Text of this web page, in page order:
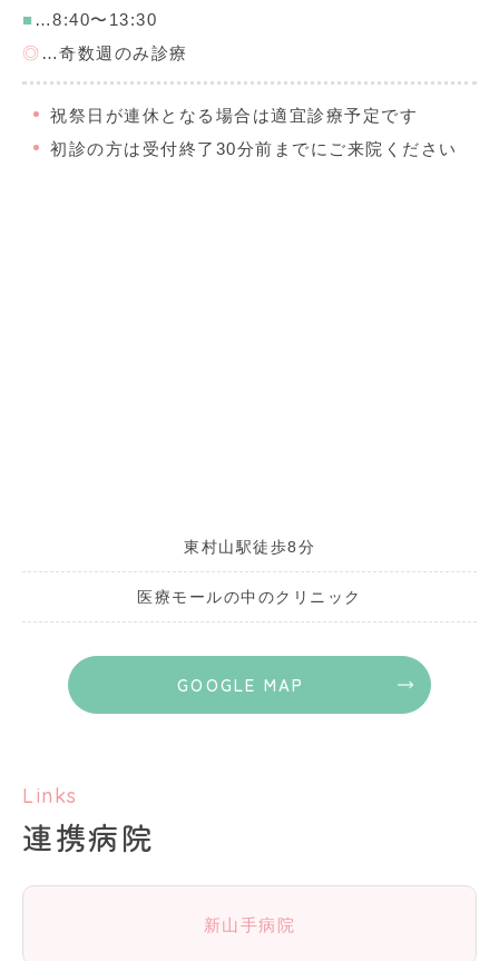
■ …8:40〜13:30
◎ …奇数週のみ診療
祝祭日が連休となる場合は適宜診療予定です
初診の方は受付終了30分前までにご来院ください
東村山駅徒歩8分
医療モールの中のクリニック
GOOGLE MAP
Links
連携病院
新山手病院